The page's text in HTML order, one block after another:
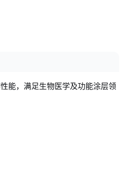
能，满足生物医学及功能涂层领